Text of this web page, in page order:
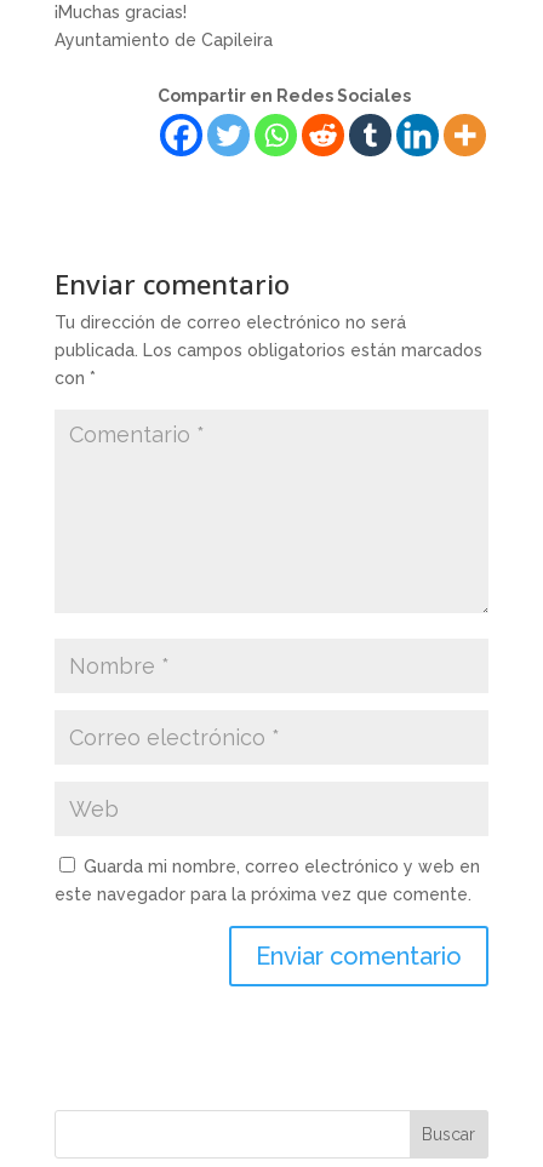
¡Muchas gracias!
Ayuntamiento de Capileira
Compartir en Redes Sociales
Enviar comentario
Tu dirección de correo electrónico no será
publicada. Los campos obligatorios están marcados
con *
Guarda mi nombre, correo electrónico y web en
este navegador para la próxima vez que comente.
Buscar